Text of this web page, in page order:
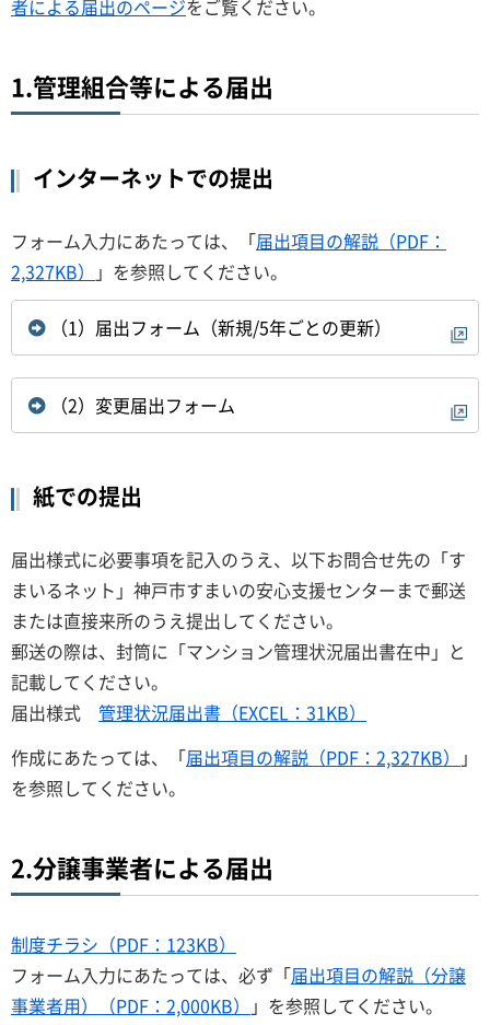
者による届出のページをご覧ください。
1.管理組合等による届出
インターネットでの提出
フォーム入力にあたっては、「届出項目の解説（PDF：
2,327KB）
」を参照してください。
（1）届出フォーム（新規/5年ごとの更新）
（2）変更届出フォーム
紙での提出
届出様式に必要事項を記入のうえ、以下お問合せ先の「す
まいるネット」神戸市すまいの安心支援センターまで郵送
または直接来所のうえ提出してください。
郵送の際は、封筒に「マンション管理状況届出書在中」と
記載してください。
届出様式 管理状況届出書（EXCEL：31KB）
作成にあたっては、「届出項目の解説（PDF：2,327KB）
」
を参照してください。
2.分譲事業者による届出
制度チラシ（PDF：123KB）
フォーム入力にあたっては、必ず「届出項目の解説（分譲
事業者用）（PDF：2,000KB）
」を参照してください。